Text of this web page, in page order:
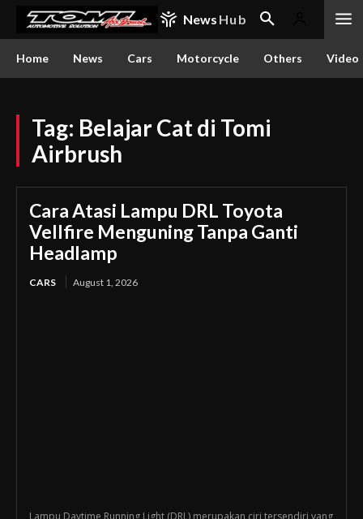
News Hub
Home News Cars Motorcycle Others Video
Tag: Belajar Cat di Tomi
Airbrush
Cara Atasi Lampu DRL Toyota
Vellfire Menguning Tanpa Ganti
Headlamp
CARS August 1, 2026
Lampu Daytime Running Light (DRL) merupakan ciri tersendiri yang